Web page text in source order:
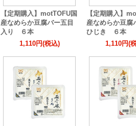
【定期購入】motTOFU国
産なめらか豆腐バー五目
入り ６本
1,110円(税込)
【定期購入】
産なめらか豆腐
ひじき ６本
1,110円(